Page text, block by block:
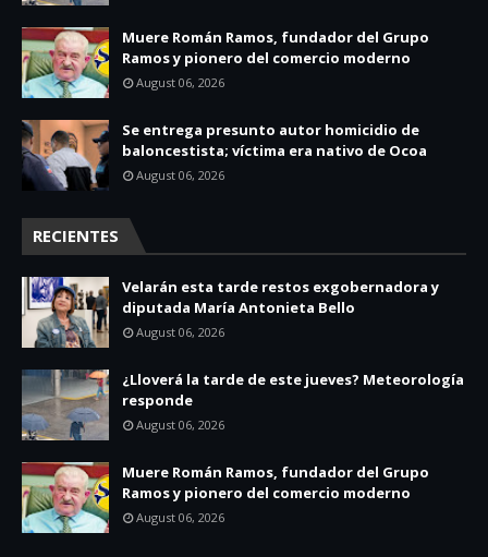
Muere Román Ramos, fundador del Grupo
Ramos y pionero del comercio moderno
August 06, 2026
Se entrega presunto autor homicidio de
baloncestista; víctima era nativo de Ocoa
August 06, 2026
RECIENTES
Velarán esta tarde restos exgobernadora y
diputada María Antonieta Bello
August 06, 2026
¿Lloverá la tarde de este jueves? Meteorología
responde
August 06, 2026
Muere Román Ramos, fundador del Grupo
Ramos y pionero del comercio moderno
August 06, 2026